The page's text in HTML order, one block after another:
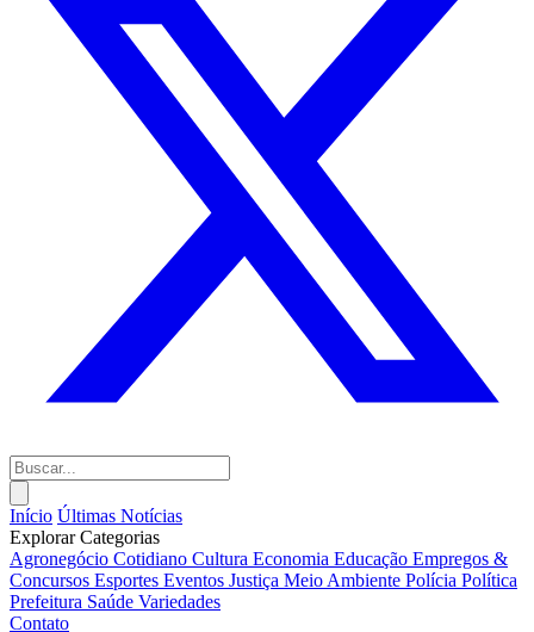
Início Últimas Notícias
Explorar Categorias
Agronegócio Cotidiano Cultura Economia Educação Empregos &
Concursos Esportes Eventos Justiça Meio Ambiente Polícia Política
Prefeitura Saúde Variedades
Contato